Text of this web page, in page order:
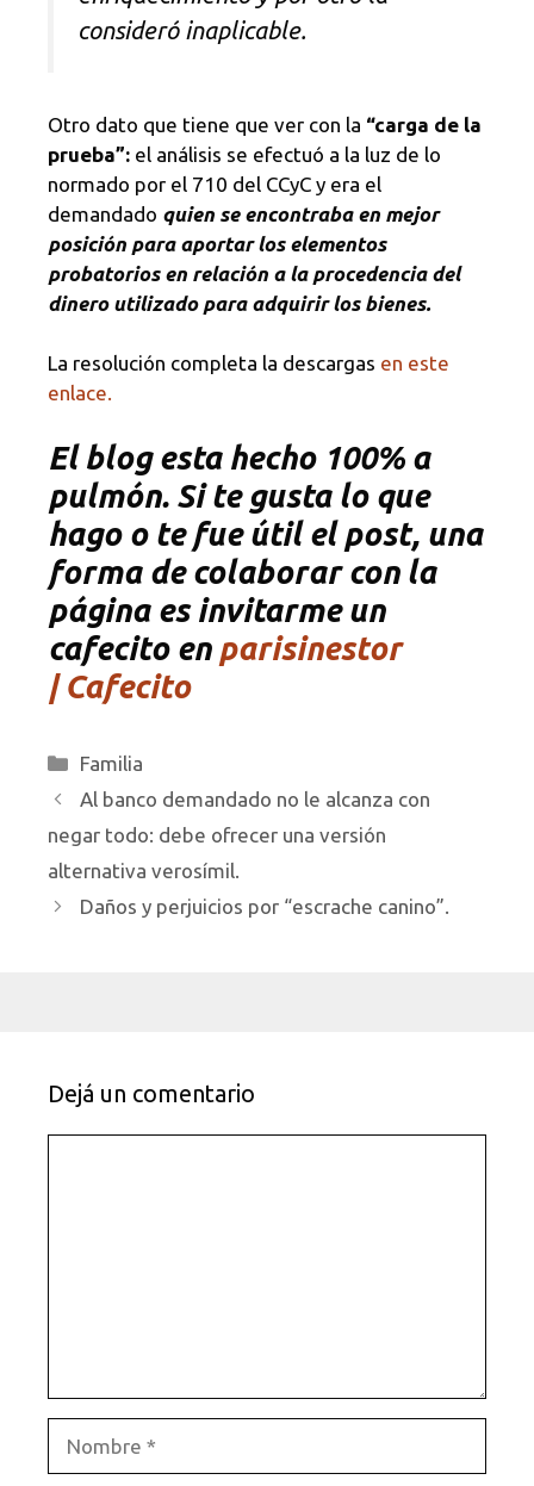
consideró inaplicable.
Otro dato que tiene que ver con la “carga de la
prueba”: el análisis se efectuó a la luz de lo
normado por el 710 del CCyC y era el
demandado quien se encontraba en mejor
posición para aportar los elementos
probatorios en relación a la procedencia del
dinero utilizado para adquirir los bienes.
La resolución completa la descargas en este
enlace.
El blog esta hecho 100% a
pulmón. Si te gusta lo que
hago o te fue útil el post, una
forma de colaborar con la
página es invitarme un
cafecito en parisinestor
| Cafecito
Categorías
Familia
Al banco demandado no le alcanza con
negar todo: debe ofrecer una versión
alternativa verosímil.
Daños y perjuicios por “escrache canino”.
Dejá un comentario